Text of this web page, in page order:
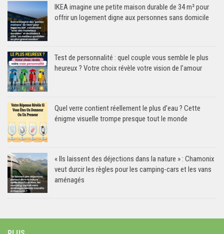
IKEA imagine une petite maison durable de 34 m² pour
offrir un logement digne aux personnes sans domicile
Test de personnalité : quel couple vous semble le plus
heureux ? Votre choix révèle votre vision de l’amour
Quel verre contient réellement le plus d’eau ? Cette
énigme visuelle trompe presque tout le monde
« Ils laissent des déjections dans la nature » : Chamonix
veut durcir les règles pour les camping-cars et les vans
aménagés